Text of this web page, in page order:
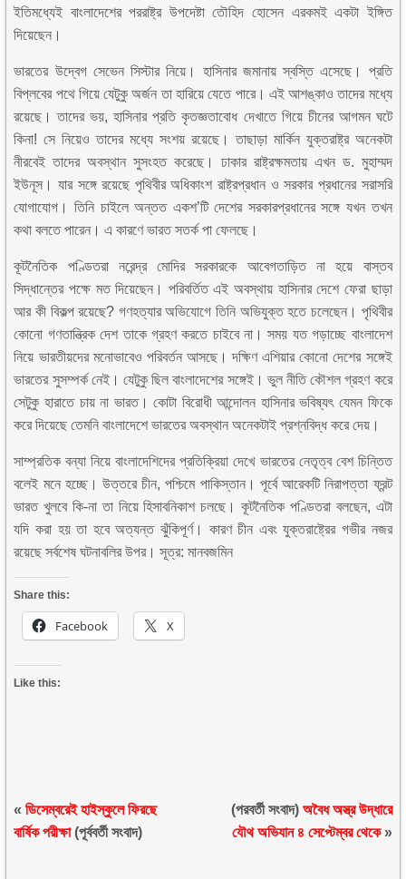
ইতিমধ্যেই বাংলাদেশের পররাষ্ট্র উপদেষ্টা তৌহিদ হোসেন এরকমই একটা ইঙ্গিত
দিয়েছেন।
ভারতের উদ্বেগ সেভেন সিস্টার নিয়ে। হাসিনার জমানায় স্বস্তি এসেছে। প্রতি
বিপ্লবের পথে গিয়ে যেটুকু অর্জন তা হারিয়ে যেতে পারে। এই আশঙ্কাও তাদের মধ্যে
রয়েছে। তাদের ভয়, হাসিনার প্রতি কৃতজ্ঞতাবোধ দেখাতে গিয়ে চীনের আগমন ঘটে
কিনা! সে নিয়েও তাদের মধ্যে সংশয় রয়েছে। তাছাড়া মার্কিন যুক্তরাষ্ট্র অনেকটা
নীরবেই তাদের অবস্থান সুসংহত করেছে। ঢাকার রাষ্ট্রক্ষমতায় এখন ড. মুহাম্মদ
ইউনূস। যার সঙ্গে রয়েছে পৃথিবীর অধিকাংশ রাষ্ট্রপ্রধান ও সরকার প্রধানের সরাসরি
যোগাযোগ। তিনি চাইলে অন্তত একশ’টি দেশের সরকারপ্রধানের সঙ্গে যখন তখন
কথা বলতে পারেন। এ কারণে ভারত সতর্ক পা ফেলছে।
কূটনৈতিক পণ্ডিতরা নরেন্দ্র মোদির সরকারকে আবেগতাড়িত না হয়ে বাস্তব
সিদ্ধান্তের পক্ষে মত দিয়েছেন। পরিবর্তিত এই অবস্থায় হাসিনার দেশে ফেরা ছাড়া
আর কী বিকল্প রয়েছে? গণহত্যার অভিযোগে তিনি অভিযুক্ত হতে চলেছেন। পৃথিবীর
কোনো গণতান্ত্রিক দেশ তাকে গ্রহণ করতে চাইবে না। সময় যত গড়াচ্ছে বাংলাদেশ
নিয়ে ভারতীয়দের মনোভাবেও পরিবর্তন আসছে। দক্ষিণ এশিয়ার কোনো দেশের সঙ্গেই
ভারতের সুসম্পর্ক নেই। যেটুকু ছিল বাংলাদেশের সঙ্গেই। ভুল নীতি কৌশল গ্রহণ করে
সেটুকু হারাতে চায় না ভারত। কোটা বিরোধী আন্দোলন হাসিনার ভবিষ্যৎ যেমন ফিকে
করে দিয়েছে তেমনি বাংলাদেশে ভারতের অবস্থান অনেকটাই প্রশ্নবিদ্ধ করে দেয়।
সাম্প্রতিক বন্যা নিয়ে বাংলাদেশিদের প্রতিক্রিয়া দেখে ভারতের নেতৃত্ব বেশ চিন্তিত
বলেই মনে হচ্ছে। উত্তরে চীন, পশ্চিমে পাকিস্তান। পূর্বে আরেকটি নিরাপত্তা ফ্রন্ট
ভারত খুলবে কি-না তা নিয়ে হিসাবনিকাশ চলছে। কূটনৈতিক পণ্ডিতরা বলছেন, এটা
যদি করা হয় তা হবে অত্যন্ত ঝুঁকিপূর্ণ। কারণ চীন এবং যুক্তরাষ্ট্রের গভীর নজর
রয়েছে সর্বশেষ ঘটনাবলির উপর। সূত্র: মানবজমিন
Share this:
Facebook X
Like this:
«ডিসেম্বরেই হাইস্কুলে ফিরছে
বার্ষিক পরীক্ষা(পূর্ববর্তী সংবাদ)
(পরবর্তী সংবাদ) অবৈধ অস্ত্র উদ্ধারে
যৌথ অভিযান ৪ সেপ্টেম্বর থেকে»